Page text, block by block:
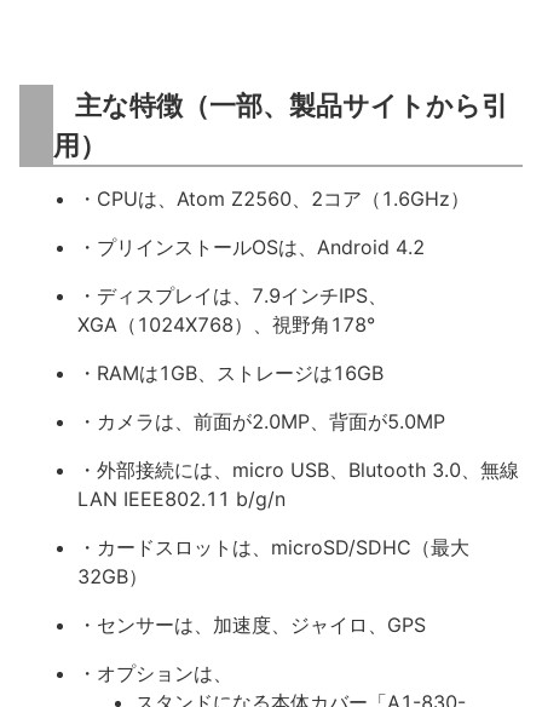
主な特徴（一部、製品サイトから引
用）
・CPUは、Atom Z2560、2コア（1.6GHz）
・プリインストールOSは、Android 4.2
・ディスプレイは、7.9インチIPS、
XGA（1024X768）、視野角178°
・RAMは1GB、ストレージは16GB
・カメラは、前面が2.0MP、背面が5.0MP
・外部接続には、micro USB、Blutooth 3.0、無線
LAN IEEE802.11 b/g/n
・カードスロットは、microSD/SDHC（最大
32GB）
・センサーは、加速度、ジャイロ、GPS
・オプションは、
スタンドになる本体カバー「A1-830-